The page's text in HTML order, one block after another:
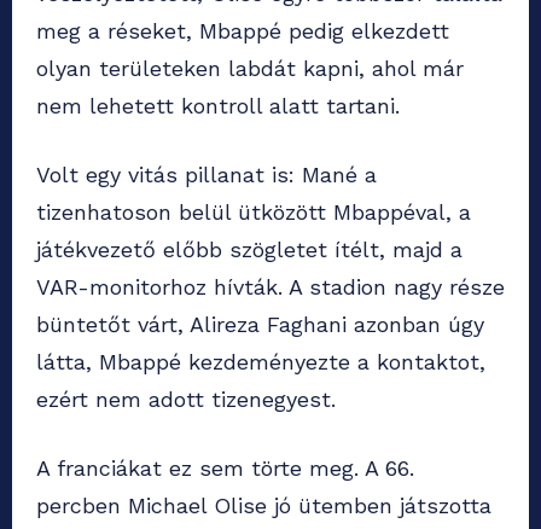
meg a réseket, Mbappé pedig elkezdett
olyan területeken labdát kapni, ahol már
nem lehetett kontroll alatt tartani.
Volt egy vitás pillanat is: Mané a
tizenhatoson belül ütközött Mbappéval, a
játékvezető előbb szögletet ítélt, majd a
VAR-monitorhoz hívták. A stadion nagy része
büntetőt várt, Alireza Faghani azonban úgy
látta, Mbappé kezdeményezte a kontaktot,
ezért nem adott tizenegyest.
A franciákat ez sem törte meg. A 66.
percben Michael Olise jó ütemben játszotta